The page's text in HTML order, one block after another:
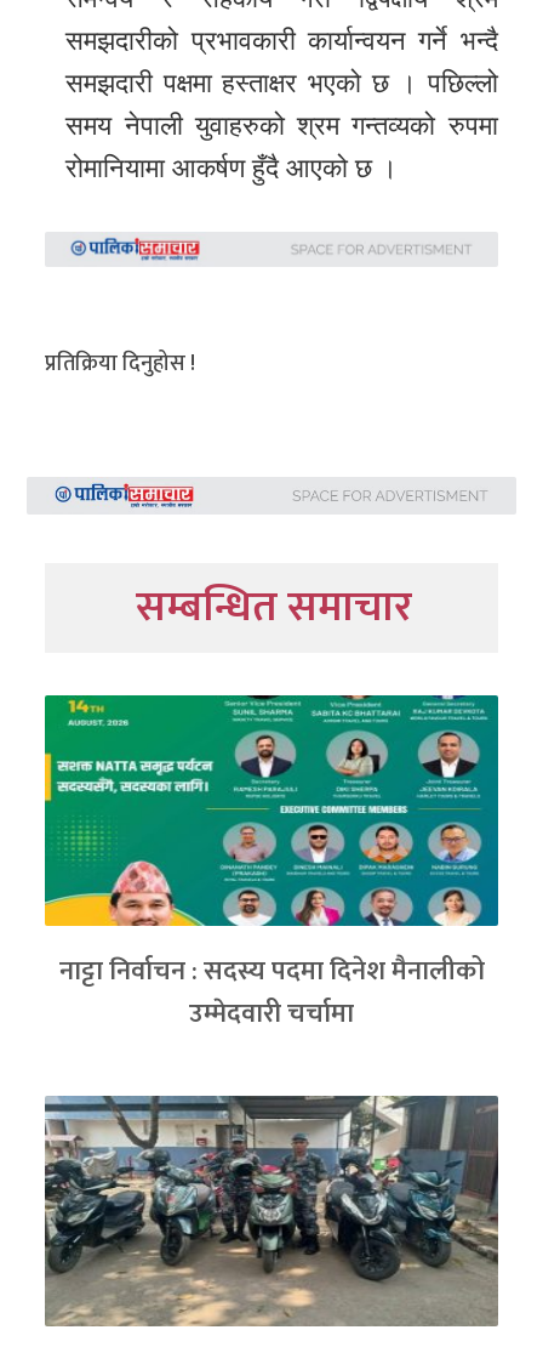
समझदारीको प्रभावकारी कार्यान्वयन गर्ने भन्दै
समझदारी पक्षमा हस्ताक्षर भएको छ । पछिल्लो
समय नेपाली युवाहरुको श्रम गन्तव्यको रुपमा
रोमानियामा आकर्षण हुँदै आएको छ ।
प्रतिक्रिया दिनुहोस !
सम्बन्धित समाचार
नाट्टा निर्वाचन : सदस्य पदमा दिनेश मैनालीको
उम्मेदवारी चर्चामा